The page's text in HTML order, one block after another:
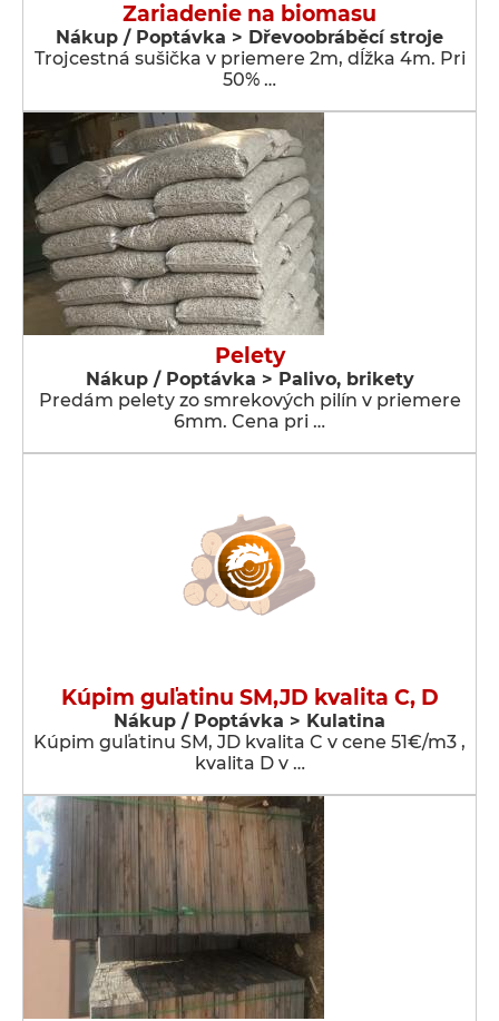
Zariadenie na biomasu
Nákup / Poptávka > Dřevoobráběcí stroje
Trojcestná sušička v priemere 2m, dĺžka 4m. Pri
50% …
Pelety
Nákup / Poptávka > Palivo, brikety
Predám pelety zo smrekových pilín v priemere
6mm. Cena pri …
Kúpim guľatinu SM,JD kvalita C, D
Nákup / Poptávka > Kulatina
Kúpim guľatinu SM, JD kvalita C v cene 51€/m3 ,
kvalita D v …